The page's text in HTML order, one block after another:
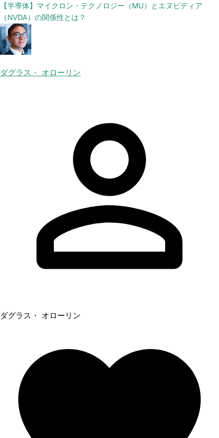
【半導体】マイクロン・テクノロジー（MU）とエヌビディア
（NVDA）の関係性とは？
ダグラス・ オローリン
ダグラス・ オローリン